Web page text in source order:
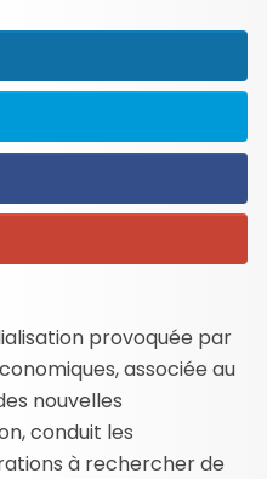
provoquée par
associée au
nouvelles
conduit les
à rechercher de